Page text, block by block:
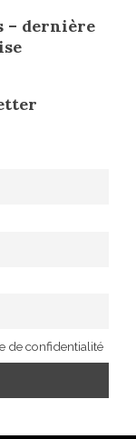
– dernière
de confidentialité